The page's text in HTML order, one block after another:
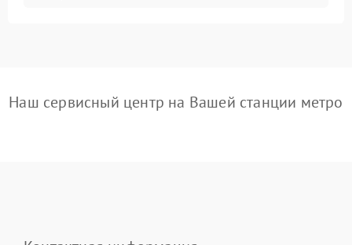
Наш сервисный центр на Вашей станции метро